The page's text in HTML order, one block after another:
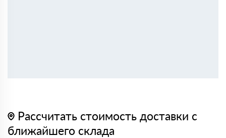
Рассчитать стоимость доставки с
ближайшего склада